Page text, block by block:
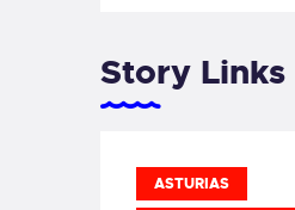
Story Links
ASTURIAS